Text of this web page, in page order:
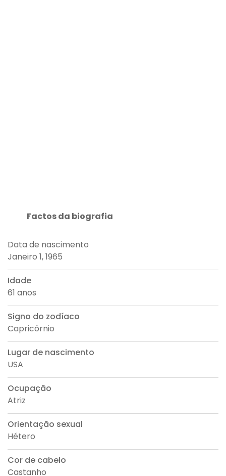
Factos da biografia
Data de nascimento
Janeiro 1, 1965
Idade
61 anos
Signo do zodíaco
Capricórnio
Lugar de nascimento
USA
Ocupação
Atriz
Orientação sexual
Hétero
Cor de cabelo
Castanho